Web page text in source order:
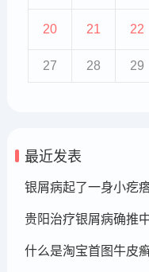
20 21 22
27 28 29
最近发表
银屑病起了一身小疙
贵阳治疗银屑病确推
什么是淘宝首图牛皮